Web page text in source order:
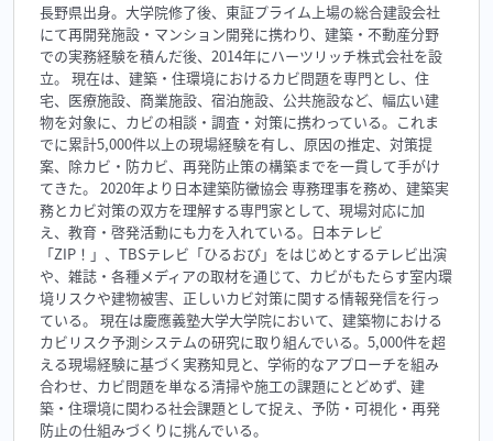
長野県出身。大学院修了後、東証プライム上場の総合建設会社
にて再開発施設・マンション開発に携わり、建築・不動産分野
での実務経験を積んだ後、2014年にハーツリッチ株式会社を設
立。 現在は、建築・住環境におけるカビ問題を専門とし、住
宅、医療施設、商業施設、宿泊施設、公共施設など、幅広い建
物を対象に、カビの相談・調査・対策に携わっている。これま
でに累計5,000件以上の現場経験を有し、原因の推定、対策提
案、除カビ・防カビ、再発防止策の構築までを一貫して手がけ
てきた。 2020年より日本建築防黴協会 専務理事を務め、建築実
務とカビ対策の双方を理解する専門家として、現場対応に加
え、教育・啓発活動にも力を入れている。日本テレビ
「ZIP！」、TBSテレビ「ひるおび」をはじめとするテレビ出演
や、雑誌・各種メディアの取材を通じて、カビがもたらす室内環
境リスクや建物被害、正しいカビ対策に関する情報発信を行っ
ている。 現在は慶應義塾大学大学院において、建築物における
カビリスク予測システムの研究に取り組んでいる。5,000件を超
える現場経験に基づく実務知見と、学術的なアプローチを組み
合わせ、カビ問題を単なる清掃や施工の課題にとどめず、建
築・住環境に関わる社会課題として捉え、予防・可視化・再発
防止の仕組みづくりに挑んでいる。